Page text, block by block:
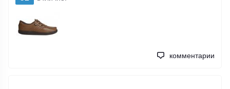
комментарии